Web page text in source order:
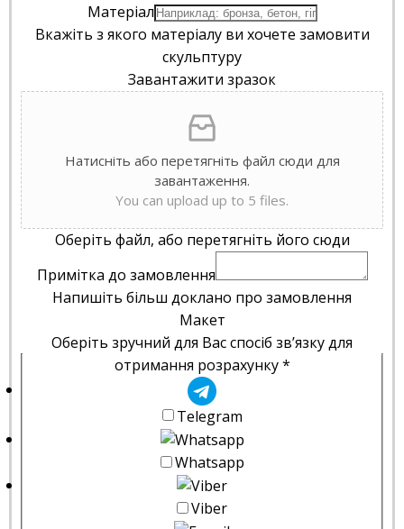
Матеріал
Вкажіть з якого матеріалу ви хочете замовити
скульптуру
Завантажити зразок
Натисніть або перетягніть файл сюди для
завантаження.
You can upload up to 5 files.
Оберіть файл, або перетягніть його сюди
Примітка до замовлення
Напишіть більш доклано про замовлення
Макет
Оберіть зручний для Вас спосіб зв’язку для
отримання розрахунку*
Telegram
Whatsapp
Viber